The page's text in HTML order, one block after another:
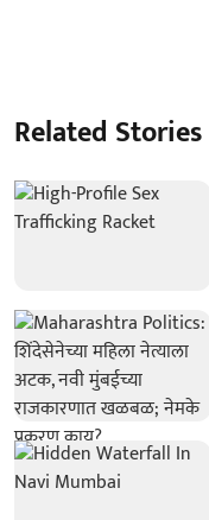
Related Stories